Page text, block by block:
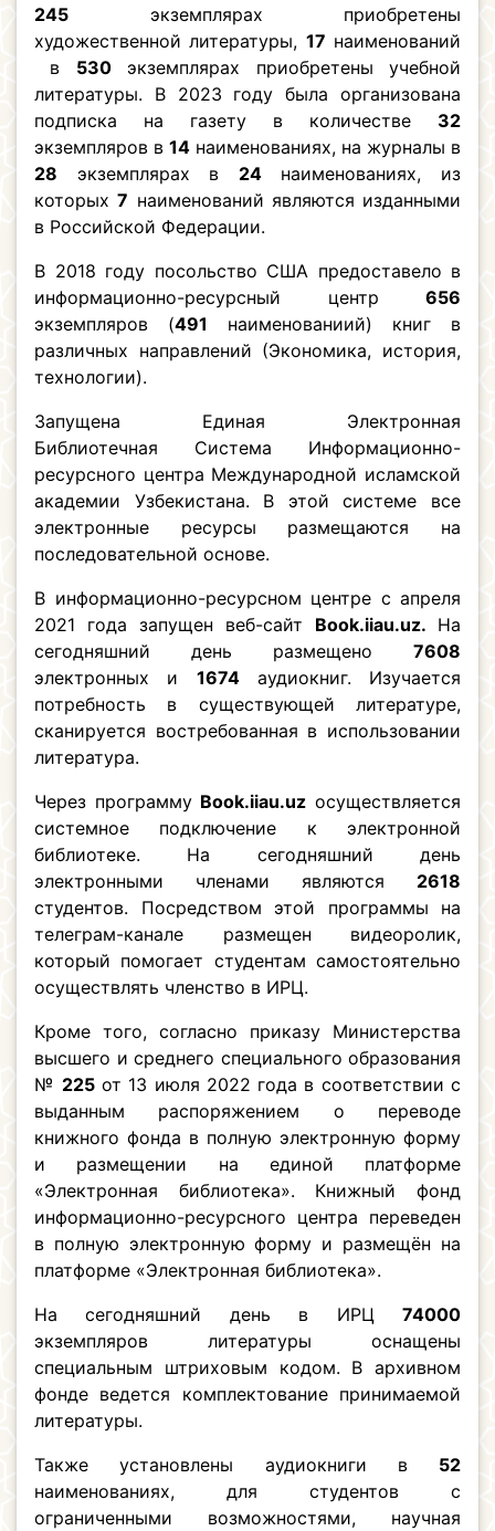
245 экземплярах приобретены
художественной литературы, 17 наименований
в 530экземплярах приобретены учебной
литературы. В 2023 году была организована
подписка на газету в количестве 32
экземпляров в14 наименованиях, на журналы в
28 экземплярах в 24наименованиях, из
которых7 наименований являются изданными
в Российской Федерации.
В 2018 году посольство США предоставело в
информационно-ресурсный центр 656
экземпляров (491 наименованиий) книг в
различных направлений (Экономика, история,
технологии).
Запущена Единая Электронная
Библиотечная Система Информационно-
ресурсного центра Международной исламской
академии Узбекистана. В этой системе все
электронные ресурсы размещаются на
последовательной основе.
В информационно-ресурсном центре с апреля
2021 года запущен веб-сайт Book.iiau.uz. На
сегодняшний день размещено 7608
электронных и 1674аудиокниг. Изучается
потребность в существующей литературе,
сканируется востребованная в использовании
литература.
Через программу Book.iiau.uz осуществляется
системное подключение к электронной
библиотеке. На сегодняшний день
электронными членами являются 2618
студентов. Посредством этой программы на
телеграм-канале размещен видеоролик,
который помогает студентам самостоятельно
осуществлять членство в ИРЦ.
Кроме того, согласно приказу Министерства
высшего и среднего специального образования
№ 225от 13 июля 2022 года в соответствии с
выданным распоряжением о переводе
книжного фонда в полную электронную форму
и размещении на единой платформе
«Электронная библиотека». Книжный фонд
информационно-ресурсного центра переведен
в полную электронную форму и размещён на
платформе «Электронная библиотека».
На сегодняшний день в ИРЦ 74000
экземпляров литературы оснащены
специальным штриховым кодом. В архивном
фонде ведется комплектование принимаемой
литературы.
Также установлены аудиокниги в 52
наименованиях, для студентов с
ограниченными возможностями, научная